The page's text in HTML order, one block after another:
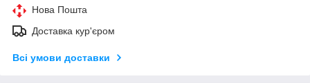
Нова Пошта
Доставка кур'єром
Всі умови доставки